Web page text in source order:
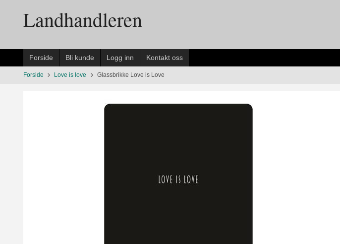
innholdetLandhandleren
Forside Bli kunde Logg inn Kontakt oss
Forside Love is love Glassbrikke Love is Love